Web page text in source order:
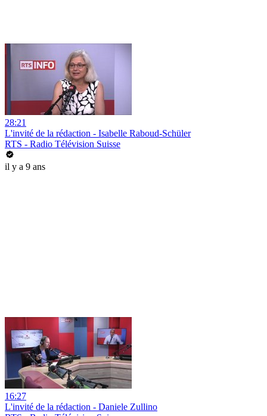
28:21
L'invité de la rédaction - Isabelle Raboud-Schüler
RTS - Radio Télévision Suisse
il y a 9 ans
16:27
L'invité de la rédaction - Daniele Zullino